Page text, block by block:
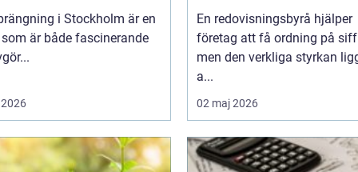
i Stockholm är en
är både fascinerande
En redovisningsbyrå hjälper
företag att få ordning på
men den verkliga styrkan
a...
02 maj 2026